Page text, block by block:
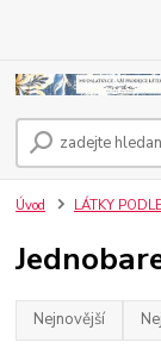
Úvod LÁTKY
Nejnovější